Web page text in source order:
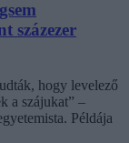
százezer
hogy levelező
a szájukat” –
Példája